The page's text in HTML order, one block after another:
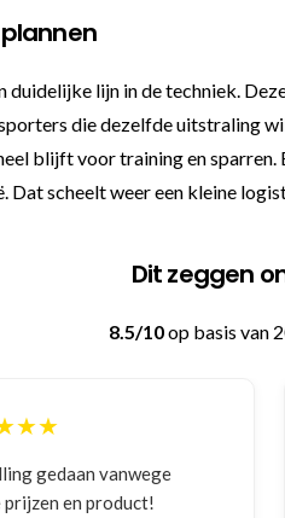
lijn in de techniek.
die dezelfde uitstraling
blijft voor training en
scheelt weer een kleine
Dit zeggen
8.5/10op basis van
gedaan vanwege
prijzen en product!